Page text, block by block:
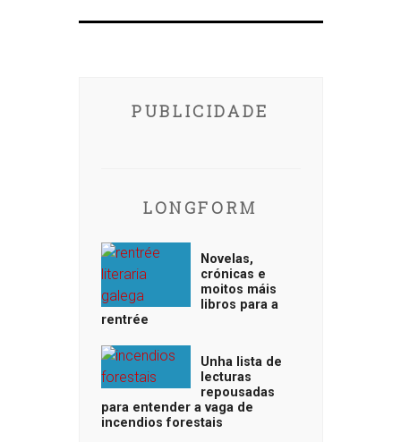
PUBLICIDADE
LONGFORM
Novelas,
crónicas e
moitos máis
libros para a
rentrée
Unha lista de
lecturas
repousadas
para entender a vaga de
incendios forestais